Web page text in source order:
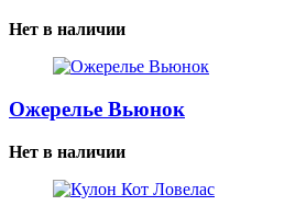
Нет в наличии
Ожерелье Вьюнок
Нет в наличии